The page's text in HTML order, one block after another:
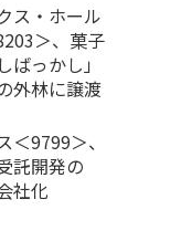
ス・ホール
＞、菓子
ばっかし」
外林に譲渡
＜9799＞、
託開発の
社化